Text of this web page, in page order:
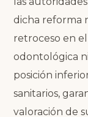
dicha reforma
retroceso en
odontológica
posición
sanitarios,
valoración de